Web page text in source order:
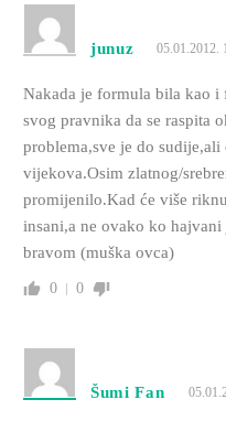
junuz 05.01.2012.
Nakada je formula bila kao i
svog pravnika da se raspita
problema,sve je do
vijekova.Osim zlatnog/
promijenilo.Kad će više
insani,a ne ovako ko
bravom (muška ovca)
0 0
Šumi Fan